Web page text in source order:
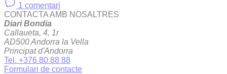
1 comentari
CONTACTA AMB NOSALTRES
Diari Bondia
Callaueta, 4, 1r
AD500 Andorra la Vella
Principat d'Andorra
Tel. +376 80 88 88
Formulari de contacte